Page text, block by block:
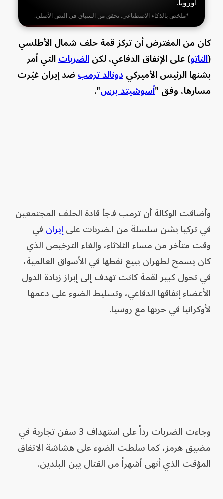
أوروبا.
*ملخص بالذكاء الاصطناعي. تحقق من السياق في النص الأصلي.
كان من المفترض أن تركز قمة حلف شمال الأطلسي
(الناتو) على الإنفاق الدفاعي، لكنالضرباتالتي أمر
بشنها الرئيس الأميركيدونالد ترمبضد إيران غيّرت
مسارها، وفق "أسوشيتد برس".
وأضافت الوكالة أن ترمب فاجأ قادة الحلف المجتمعين
في تركيا بشن سلسلة من الضربات علىإيرانفي
وقت متأخر من مساء الثلاثاء، وإلغاء الترخيص الذي
كان يسمح لطهران ببيع نفطها في الأسواق العالمية،
في تحول كبير لقمة كانت تهدف إلى إبراز زيادة الدول
الأعضاء إنفاقها الدفاعي، وتسليط الضوء على دعمها
لأوكرانيا في حربها مع روسيا.
وجاءت الضربات رداً على استهداف 3 سفن تجارية في
مضيق هرمز، كما سلطت الضوء على هشاشة الاتفاق
المؤقت الذي أنهى أشهراً من القتال بين البلدين.